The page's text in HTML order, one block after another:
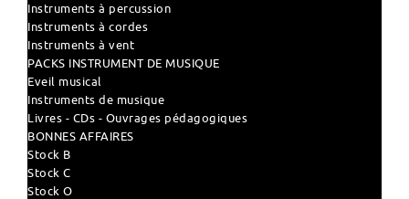
Instruments à percussion
Instruments à cordes
Instruments à vent
PACKS INSTRUMENT DE MUSIQUE
Eveil musical
Instruments de musique
Livres - CDs - Ouvrages pédagogiques
BONNES AFFAIRES
Stock B
Stock C
Stock O